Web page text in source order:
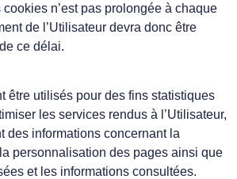
n’est pas prolongée à chaque
de l’Utilisateur devra donc être
ce délai.
être utilisés pour des fins statistiques
les services rendus à l’Utilisateur,
des informations concernant la
personnalisation des pages ainsi que
et les informations consultées.